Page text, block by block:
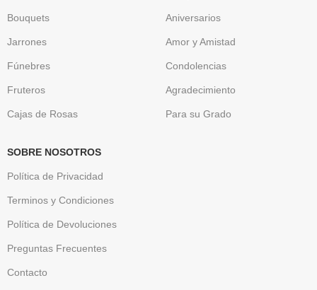
Bouquets
Jarrones
Fúnebres
Fruteros
Cajas de Rosas
Aniversarios
Amor y Amistad
Condolencias
Agradecimiento
Para su Grado
SOBRE NOSOTROS
Política de Privacidad
Terminos y Condiciones
Política de Devoluciones
Preguntas Frecuentes
Contacto